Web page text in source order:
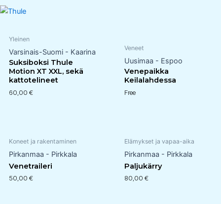
Yleinen
Varsinais-Suomi - Kaarina
Suksiboksi Thule
Motion XT XXL, sekä
kattotelineet
60,00 €
Veneet
Uusimaa - Espoo
Venepaikka
Keilalahdessa
Free
Koneet ja rakentaminen
Pirkanmaa - Pirkkala
Venetraileri
50,00 €
Elämykset ja vapaa-aika
Pirkanmaa - Pirkkala
Paljukärry
80,00 €